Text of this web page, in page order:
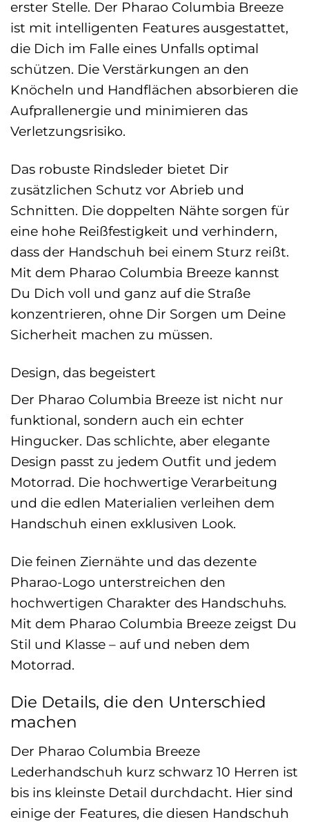
erster Stelle. Der Pharao Columbia Breeze
ist mit intelligenten Features ausgestattet,
die Dich im Falle eines Unfalls optimal
schützen. Die Verstärkungen an den
Knöcheln und Handflächen absorbieren die
Aufprallenergie und minimieren das
Verletzungsrisiko.
Das robuste Rindsleder bietet Dir
zusätzlichen Schutz vor Abrieb und
Schnitten. Die doppelten Nähte sorgen für
eine hohe Reißfestigkeit und verhindern,
dass der Handschuh bei einem Sturz reißt.
Mit dem Pharao Columbia Breeze kannst
Du Dich voll und ganz auf die Straße
konzentrieren, ohne Dir Sorgen um Deine
Sicherheit machen zu müssen.
Design, das begeistert
Der Pharao Columbia Breeze ist nicht nur
funktional, sondern auch ein echter
Hingucker. Das schlichte, aber elegante
Design passt zu jedem Outfit und jedem
Motorrad. Die hochwertige Verarbeitung
und die edlen Materialien verleihen dem
Handschuh einen exklusiven Look.
Die feinen Ziernähte und das dezente
Pharao-Logo unterstreichen den
hochwertigen Charakter des Handschuhs.
Mit dem Pharao Columbia Breeze zeigst Du
Stil und Klasse – auf und neben dem
Motorrad.
Die Details, die den Unterschied
machen
Der Pharao Columbia Breeze
Lederhandschuh kurz schwarz 10 Herren ist
bis ins kleinste Detail durchdacht. Hier sind
einige der Features, die diesen Handschuh